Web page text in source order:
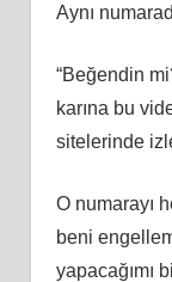
Aynı
“Beğendin
karına bu
sitelerinde
O numarayı
beni
yapacağımı